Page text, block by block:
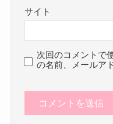
サイト
次回のコメントで
の名前、メールア